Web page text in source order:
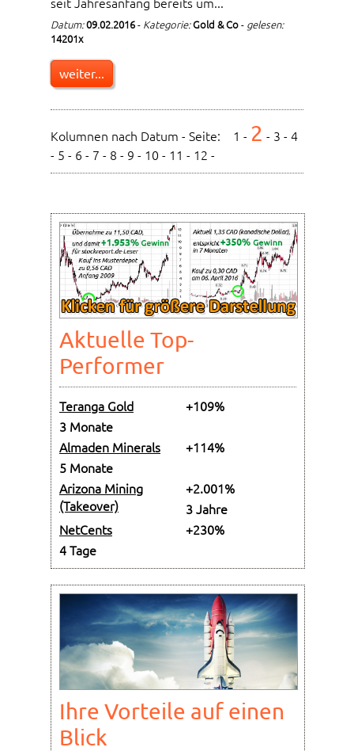
Datum:09.02.2016- Kategorie:Gold & Co- gelesen:
14201x
weiter...
Kolumnen nach Datum - Seite: 1 - 2 - 3 - 4
- 5 - 6 - 7 - 8 - 9 - 10 - 11 - 12 -
Aktuelle Top-
Performer
Teranga Gold
+109%
3 Monate
Almaden Minerals
+114%
5 Monate
Arizona Mining
(Takeover)
+2.001%
3 Jahre
NetCents
+230%
4 Tage
Ihre Vorteile auf einen
Blick